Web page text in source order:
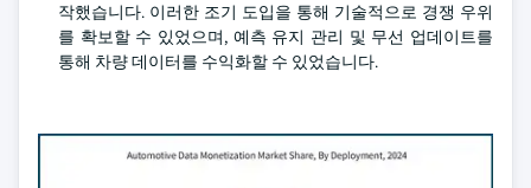
작했습니다. 이러한 조기 도입을 통해 기술적으로 경쟁 우위
를 확보할 수 있었으며, 예측 유지 관리 및 무선 업데이트를
통해 차량 데이터를 수익화할 수 있었습니다.